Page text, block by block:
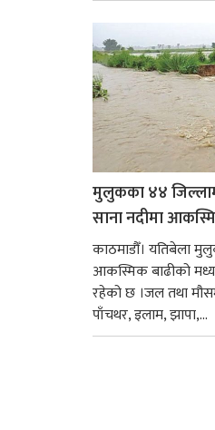
मुलुकका ४४
साना नदीमा
काठमाडौँ। यतिबेला
आकस्मिक बाढीको
रहेको छ ।जल तथा
पाँचथर, इलाम, झापा,...